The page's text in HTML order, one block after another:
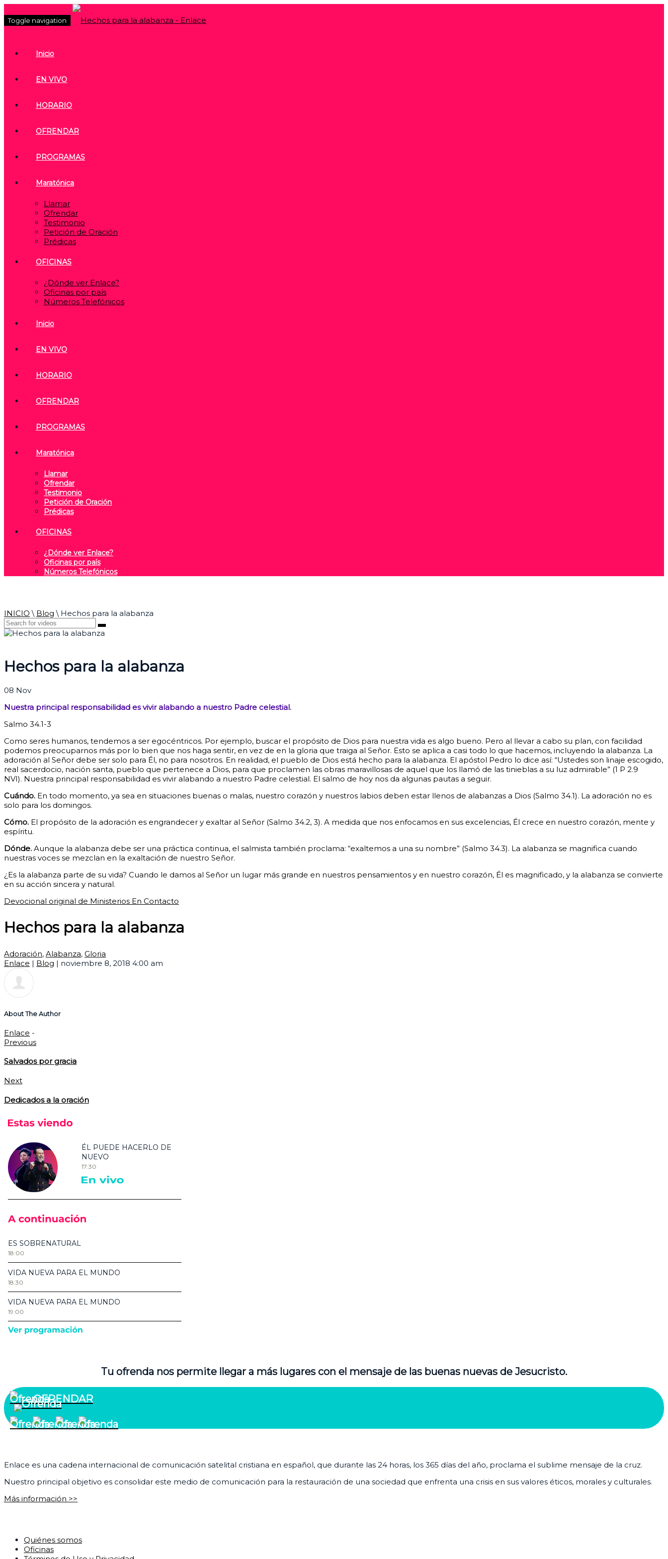
Toggle navigation
Inicio
EN VIVO
HORARIO
OFRENDAR
PROGRAMAS
Maratónica
Llamar
Ofrendar
Testimonio
Petición de Oración
Prédicas
OFICINAS
¿Dónde ver Enlace?
Oficinas por país
Números Telefónicos
Inicio
EN VIVO
HORARIO
OFRENDAR
PROGRAMAS
Maratónica
Llamar
Ofrendar
Testimonio
Petición de Oración
Prédicas
OFICINAS
¿Dónde ver Enlace?
Oficinas por país
Números Telefónicos
INICIO \ Blog \ Hechos para la alabanza
Hechos para la alabanza
08 Nov
Nuestra principal responsabilidad es vivir alabando a nuestro Padre celestial.
Salmo 34.1-3
Como seres humanos, tendemos a ser egocéntricos. Por ejemplo, buscar el propósito de Dios para nuestra vida es algo bueno. Pero al llevar a cabo su plan, con facilidad
podemos preocuparnos más por lo bien que nos haga sentir, en vez de en la gloria que traiga al Señor. Esto se aplica a casi todo lo que hacemos, incluyendo la alabanza. La
adoración al Señor debe ser solo para Él, no para nosotros. En realidad, el pueblo de Dios está hecho para la alabanza. El apóstol Pedro lo dice así: “Ustedes son linaje escogido,
real sacerdocio, nación santa, pueblo que pertenece a Dios, para que proclamen las obras maravillosas de aquel que los llamó de las tinieblas a su luz admirable” (1 P 2.9
NVI). Nuestra principal responsabilidad es vivir alabando a nuestro Padre celestial. El salmo de hoy nos da algunas pautas a seguir.
Cuándo. En todo momento, ya sea en situaciones buenas o malas, nuestro corazón y nuestros labios deben estar llenos de alabanzas a Dios (Salmo 34.1). La adoración no es
solo para los domingos.
Cómo. El propósito de la adoración es engrandecer y exaltar al Señor (Salmo 34.2, 3). A medida que nos enfocamos en sus excelencias, Él crece en nuestro corazón, mente y
espíritu.
Dónde. Aunque la alabanza debe ser una práctica continua, el salmista también proclama: “exaltemos a una su nombre” (Salmo 34.3). La alabanza se magnifica cuando
nuestras voces se mezclan en la exaltación de nuestro Señor.
¿Es la alabanza parte de su vida? Cuando le damos al Señor un lugar más grande en nuestros pensamientos y en nuestro corazón, Él es magnificado, y la alabanza se convierte
en su acción sincera y natural.
Devocional original de Ministerios En Contacto
Hechos para la alabanza
Adoración, Alabanza, Gloria
Enlace | Blog | noviembre 8, 2018 4:00 am
About The Author
Enlace -
Previous
Salvados por gracia
Next
Dedicados a la oración
Tu ofrenda nos permite llegar a más lugares con el mensaje de las buenas nuevas de Jesucristo.
OFRENDAR
Enlace es una cadena internacional de comunicación satelital cristiana en español, que durante las 24 horas, los 365 días del año, proclama el sublime mensaje de la cruz.
Nuestro principal objetivo es consolidar este medio de comunicación para la restauración de una sociedad que enfrenta una crisis en sus valores éticos, morales y culturales.
Más información >>
Quiénes somos
Oficinas